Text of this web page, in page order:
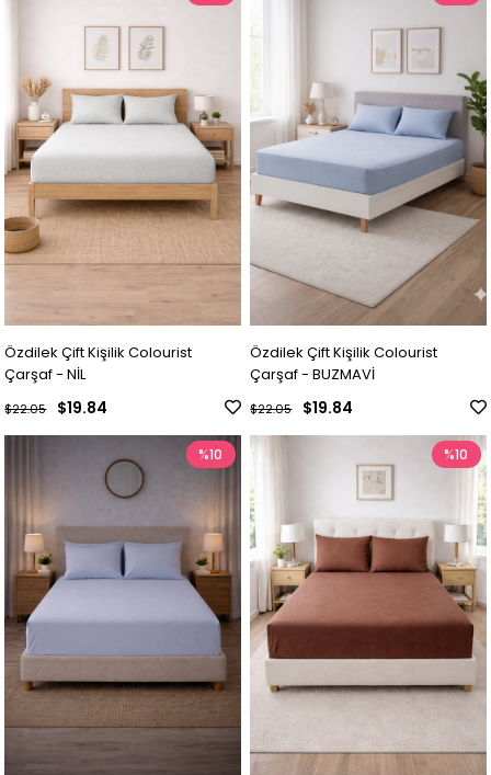
Özdilek Çift Kişilik Colourist
Çarşaf - NİL
$19.84
$22.05
Özdilek Çift Kişilik Colourist
Çarşaf - BUZMAVİ
$19.84
$22.05
%10 %10